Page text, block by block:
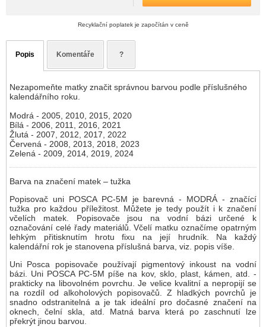
Recyklační poplatek je započítán v ceně
Popis Komentáře ?
Nezapomeňte matky značit správnou barvou podle příslušného
kalendářního roku.
Modrá - 2005, 2010, 2015, 2020
Bílá - 2006, 2011, 2016, 2021
Žlutá - 2007, 2012, 2017, 2022
Červená - 2008, 2013, 2018, 2023
Zelená - 2009, 2014, 2019, 2024
Barva na značení matek – tužka
Popisovač uni POSCA PC-5M je barevná - MODRÁ - značící
tužka pro každou příležitost. Můžete je tedy použít i k značení
včelích matek. Popisovače jsou na vodní bázi určené k
označování celé řady materiálů. Včelí matku označíme opatrným
lehkým přitisknutím hrotu fixu na její hrudník. Na každý
kalendářní rok je stanovena příslušná barva, viz. popis víše.
Uni Posca popisovače používají pigmentový inkoust na vodní
bázi. Uni POSCA PC-5M píše na kov, sklo, plast, kámen, atd. -
prakticky na libovolném povrchu. Je velice kvalitní a nepropijí se
na rozdíl od alkoholových popisovačů. Z hladkých povrchů je
snadno odstranitelná a je tak ideální pro dočasné značení na
oknech, čelní skla, atd. Matná barva která po zaschnutí lze
překrýt jinou barvou.